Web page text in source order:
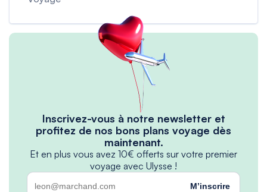
Inscrivez-vous à notre newsletter et
profitez de nos bons plans voyage dès
maintenant.
Et en plus vous avez 10€ offerts sur votre premier
voyage avec Ulysse !
M’inscrire